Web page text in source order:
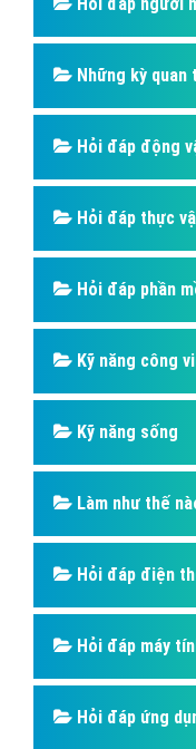
Những kỳ
Hỏi đáp động
Hỏi đáp thực
Hỏi đáp phần
Kỹ năng công
Kỹ năng sống
Làm như thế
Hỏi đáp điện
Hỏi đáp máy
Hỏi đáp ứng